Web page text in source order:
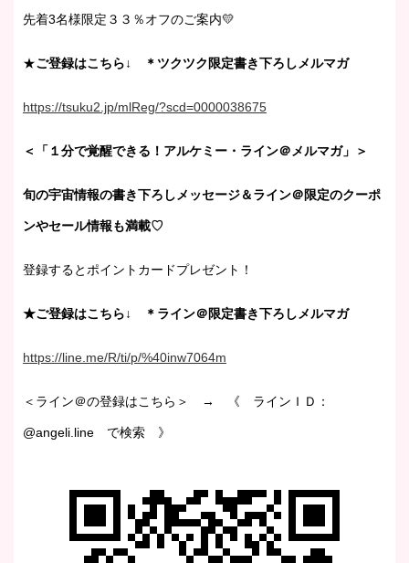
先着3名様限定３３％オフのご案内💛
★ご登録はこちら↓ ＊ツクツク限定書き下ろしメルマガ
https://tsuku2.jp/mlReg/?scd=0000038675
＜「１分で覚醒できる！アルケミー・ライン＠メルマガ」＞
旬の宇宙情報の書き下ろしメッセージ＆ライン＠限定のクーポ
ンやセール情報も満載♡
登録するとポイントカードプレゼント！
★ご登録はこちら↓ ＊ライン＠限定書き下ろしメルマガ
https://line.me/R/ti/p/%40inw7064m
＜ライン＠の登録はこちら＞ → 《 ラインＩＤ：
@angeli.line で検索 》